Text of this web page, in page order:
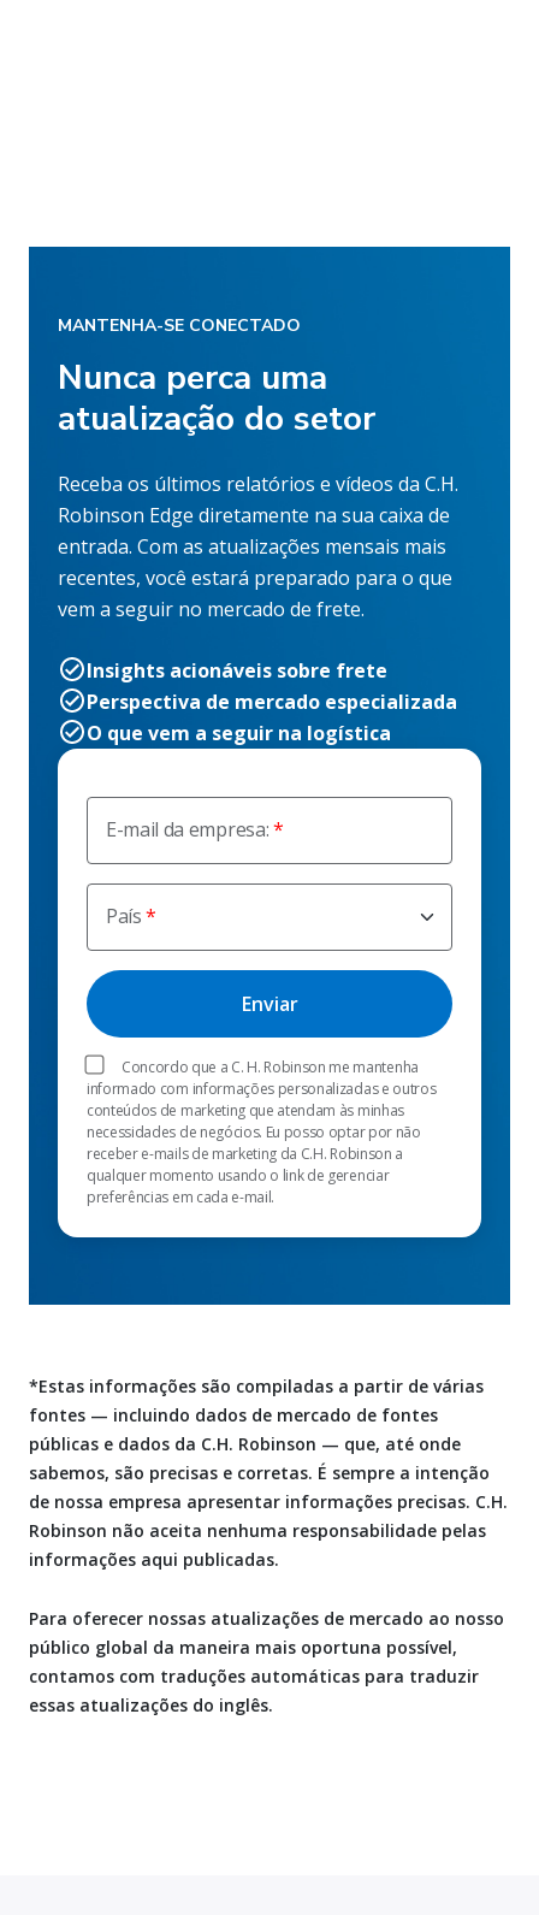
E-mail da empresa:
País
Concordo que a C. H. Robinson me mantenha
informado com informações personalizadas e outros
conteúdos de marketing que atendam às minhas
necessidades de negócios. Eu posso optar por não
receber e-mails de marketing da C.H. Robinson a
qualquer momento usando o link de gerenciar
preferências em cada e-mail.
MANTENHA-SE CONECTADO
Nunca perca uma
atualização do setor
Receba os últimos relatórios e vídeos da C.H.
Robinson Edge diretamente na sua caixa de
entrada. Com as atualizações mensais mais
recentes, você estará preparado para o que
vem a seguir no mercado de frete.
Insights acionáveis sobre frete
Perspectiva de mercado especializada
O que vem a seguir na logística
*Estas informações são compiladas a partir de várias
fontes — incluindo dados de mercado de fontes
públicas e dados da C.H. Robinson — que, até onde
sabemos, são precisas e corretas. É sempre a intenção
de nossa empresa apresentar informações precisas. C.H.
Robinson não aceita nenhuma responsabilidade pelas
informações aqui publicadas.
Para oferecer nossas atualizações de mercado ao nosso
público global da maneira mais oportuna possível,
contamos com traduções automáticas para traduzir
essas atualizações do inglês.